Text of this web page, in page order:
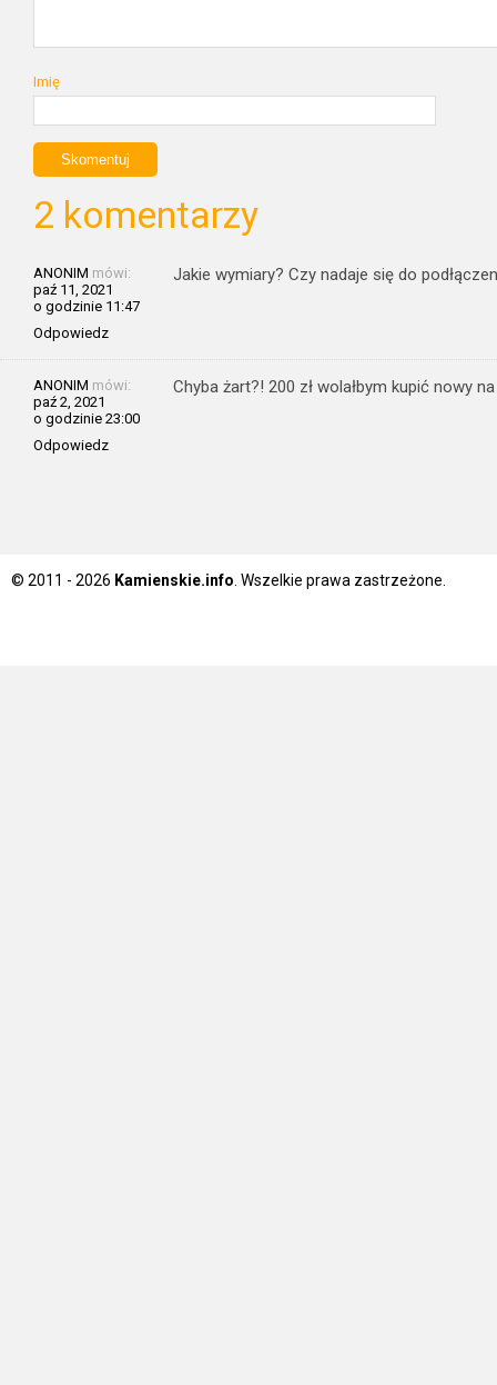
Imię
2 komentarzy
ANONIM mówi:
paź 11, 2021
o godzinie 11:47
Odpowiedz
Jakie wymiary? Czy nadaje się do
ANONIM mówi:
paź 2, 2021
o godzinie 23:00
Odpowiedz
Chyba żart?! 200 zł wolałbym kupić nowy
© 2011 - 2026 Kamienskie.info. Wszelkie prawa zastrzeżone.